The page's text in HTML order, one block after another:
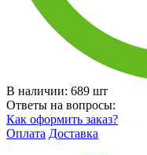
В наличии: 689 шт
Ответы на вопросы:
Как оформить заказ?
Оплата Доставка